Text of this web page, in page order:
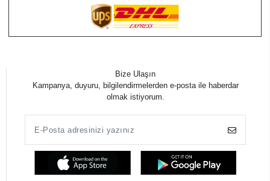
Bize Ulaşın
Kampanya, duyuru, bilgilendirmelerden e-posta ile haberdar
olmak istiyorum.